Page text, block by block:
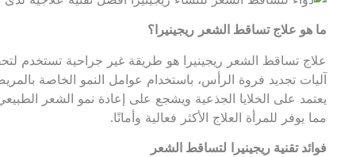
ما هو علاج تساقط الشعر ريجينيرا ؟
علاج تساقط الشعر ريجينيرا هو طريقة غير جراحية تستخدم
آليات تجديد فروة الرأس، باستخدام عوامل النمو الخاصة
يعتمد على الخلايا الجذعية ويشجع على إعادة نمو الشعر
مما يوفر للمرأة العلاج الأكثر فعالية وأمانًا.
فوائد تقنية ريجينيرا لتساقط الشعر